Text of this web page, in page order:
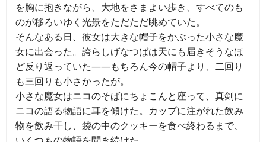
を胸に抱きながら、大地をさまよい歩き、すべてのも
のが移ろいゆく光景をただただ眺めていた。
そんなある日、彼女は大きな帽子をかぶった小さな魔
女に出会った。誇らしげなつばは天にも届きそうなほ
ど反り返っていた――もちろん今の帽子より、二回り
も三回りも小さかったが。
小さな魔女はニコのそばにちょこんと座って、真剣に
ニコの語る物語に耳を傾けた。カップに注がれた飲み
物を飲み干し、袋の中のクッキーを食べ終わるまで、